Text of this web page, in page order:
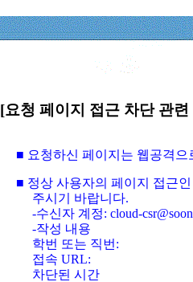
[요청 페이지 접근 차단 관
■ 요청하신 페이지는 웹공격
■ 정상 사용자의 페이지 접근
주시기 바랍니다.
-수신자 계정: cloud-
-작성 내용
학번 또는 직번:
접속 URL:
차단된 시간